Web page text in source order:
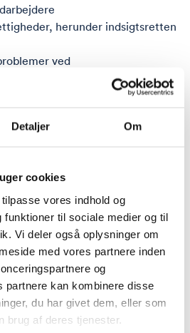
Detaljer Om
cookies
vores indhold og
funktioner til sociale medier og til
Vi deler også oplysninger om
med vores partnere inden
og
partnere kan kombinere disse
du har givet dem, eller som
brug af deres tjenester.
herunder indsigtsretten
ved
MADS BALLE CHRISTENSEN
ADVOKAT, CIPP/E
D:+45 8734 7564
M:+45 2250 2571
E:MAC@TVC.DK